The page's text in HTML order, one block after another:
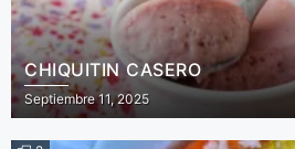
CHIQUITIN CASERO
Septiembre 11, 2025